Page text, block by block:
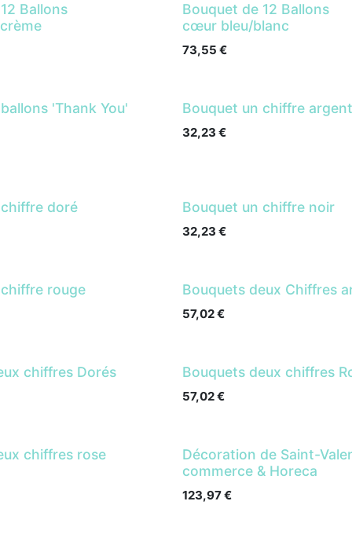
Ballons
Bouquet de 12 Ballons
cœur bleu/blanc
73,55 €
'Thank You' Bouquet un chiffre
32,23 €
doré Bouquet un chiffre noir
32,23 €
rouge Bouquets deux Chiffres
57,02€
chiffres Dorés Bouquets deux chiffres
57,02€
chiffres rose
Décoration de Saint-
commerce & Horeca
123,97€